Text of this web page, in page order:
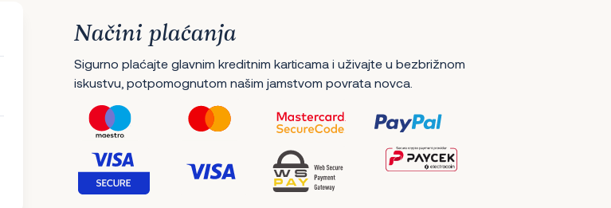
Načini plaćanja
Sigurno plaćajte glavnim kreditnim karticama i uživajte u bezbrižnom
iskustvu, potpomognutom našim jamstvom povrata novca.